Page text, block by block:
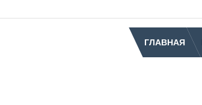
ГЛАВНАЯ